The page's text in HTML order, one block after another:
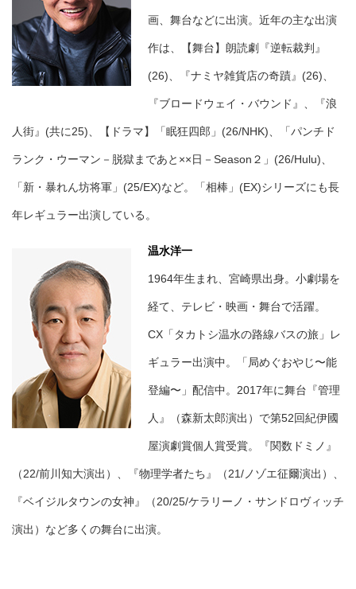
画、舞台などに出演。近年の主な出演
作は、【舞台】朗読劇『逆転裁判』
(26)、『ナミヤ雑貨店の奇蹟』(26)、
『ブロードウェイ・バウンド』、『浪
人街』(共に25)、【ドラマ】「眠狂四郎」(26/NHK)、「パンチド
ランク・ウーマン－脱獄まであと××日－Season２」(26/Hulu)、
「新・暴れん坊将軍」(25/EX)など。「相棒」(EX)シリーズにも長
年レギュラー出演している。
温水洋一
1964年生まれ、宮崎県出身。小劇場を
経て、テレビ・映画・舞台で活躍。
CX「タカトシ温水の路線バスの旅」レ
ギュラー出演中。「局めぐおやじ〜能
登編〜」配信中。2017年に舞台『管理
人』（森新太郎演出）で第52回紀伊國
屋演劇賞個人賞受賞。『関数ドミノ』
（22/前川知大演出）、『物理学者たち』（21/ノゾエ征爾演出）、
『ベイジルタウンの女神』（20/25/ケラリーノ・サンドロヴィッチ
演出）など多くの舞台に出演。